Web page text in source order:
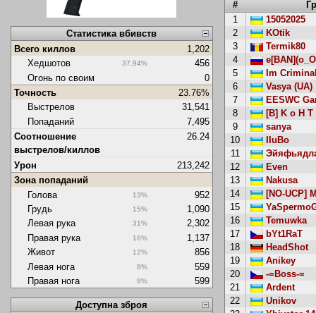
Статистика вбивств
Всего киллов
1,202
Хедшотов
37.94%
456
Огонь по своим
0
Точность
23.76%
Выстрелов
31,541
Попаданий
7,495
Соотношение
выстрелов/киллов
26.24
Урон
213,242
Зона попаданий
Голова
13%
952
Грудь
15%
1,090
Левая рука
31%
2,302
Правая рука
16%
1,137
Живот
12%
856
Левая нога
8%
559
Правая нога
8% 599
Доступна зброя
#
1
15052025
2
KOtik
3
Termik80
4
5
Im
6
Vasya (UA)
7
EESWC
8
[B] K o H T
9
sanya
10
IIuBo
11
12
Even
13
Nakusa
14
[NO-UCP]
15
16
Temuwka
17
bYt1RaT
18
HeadShot
19
Anikey
20
-=Boss-=
21
Ardent
22
Unikov